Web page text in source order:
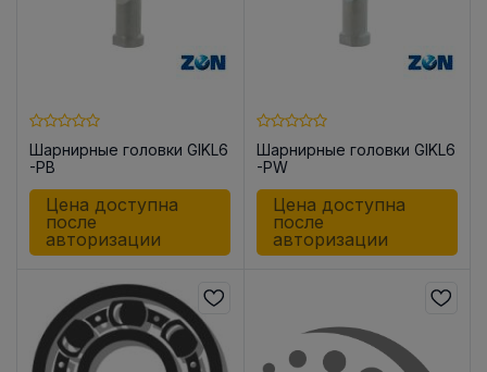
Шарнирные головки GIKL6
-PB
Цена доступна
после
авторизации
Шарнирные головки GIKL6
-PW
Цена доступна
после
авторизации